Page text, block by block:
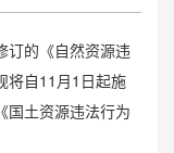
订的《自然资源违
将自11月1日起施
国土资源违法行为